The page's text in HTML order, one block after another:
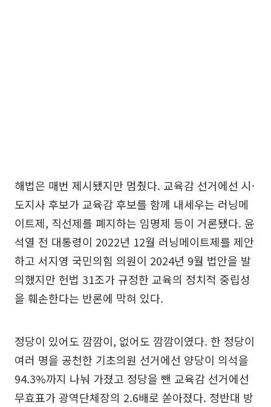
해법은 매번 제시됐지만 멈췄다. 교육감 선거에선 시·
도지사 후보가 교육감 후보를 함께 내세우는 러닝메
이트제, 직선제를 폐지하는 임명제 등이 거론됐다. 윤
석열 전 대통령이 2022년 12월 러닝메이트제를 제안
하고 서지영 국민의힘 의원이 2024년 9월 법안을 발
의했지만 헌법 31조가 규정한 교육의 정치적 중립성
을 훼손한다는 반론에 막혀 있다.
정당이 있어도 깜깜이, 없어도 깜깜이였다. 한 정당이
여러 명을 공천한 기초의원 선거에선 양당이 의석을
94.3%까지 나눠 가졌고 정당을 뺀 교육감 선거에선
무효표가 광역단체장의 2.6배로 쏟아졌다. 정반대 방